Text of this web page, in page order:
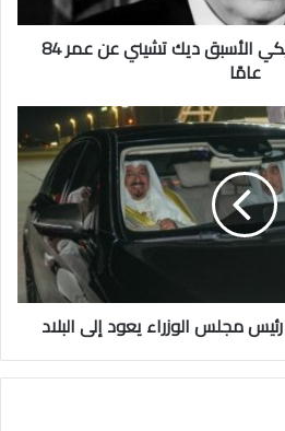
وفاة نائب الرئيس الأمريكي الأسبق ديك تشيني عن عمر 84
عامًا
مجلس الوزراء يعود إلى البلاد